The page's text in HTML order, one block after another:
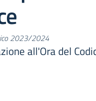
2023/2024
all'Ora del